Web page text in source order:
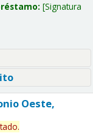
Signatura
Oeste,
.